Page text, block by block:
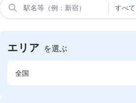
エリア を選ぶ
全国